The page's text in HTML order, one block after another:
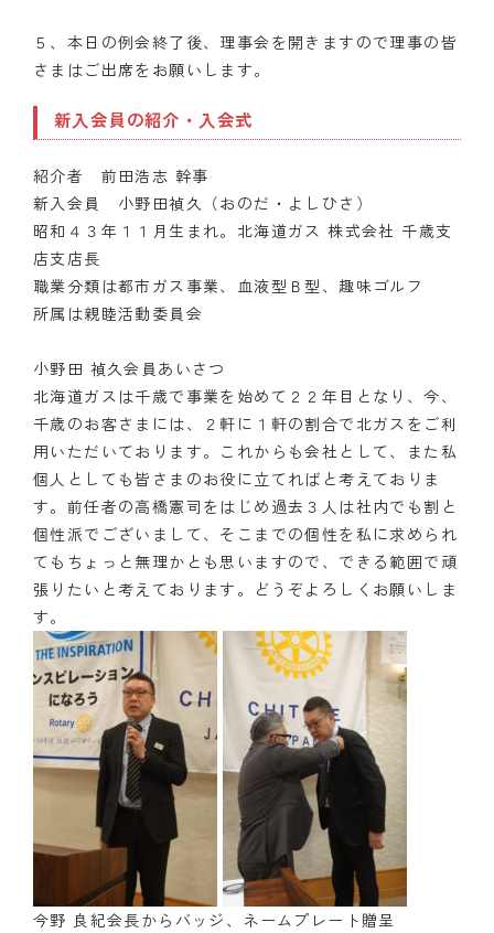
５、本日の例会終了後、理事会を開きますので理事の皆
さまはご出席をお願いします。
新入会員の紹介・入会式
紹介者 前田浩志 幹事
新入会員 小野田禎久（おのだ・よしひさ）
昭和４３年１１月生まれ。北海道ガス 株式会社 千歳支
店支店長
職業分類は都市ガス事業、血液型Ｂ型、趣味ゴルフ
所属は親睦活動委員会
小野田 禎久会員あいさつ
北海道ガスは千歳で事業を始めて２２年目となり、今、
千歳のお客さまには、２軒に１軒の割合で北ガスをご利
用いただいております。これからも会社として、また私
個人としても皆さまのお役に立てればと考えておりま
す。前任者の高橋憲司をはじめ過去３人は社内でも割と
個性派でございまして、そこまでの個性を私に求められ
てもちょっと無理かとも思いますので、できる範囲で頑
張りたいと考えております。どうぞよろしくお願いしま
す。
今野 良紀会長からバッジ、ネームプレート贈呈